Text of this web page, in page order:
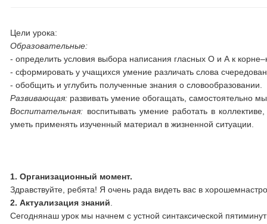
Цели урока:
Образовательные:
- определить условия выбора написания гласных О и А к
- сформировать у учащихся умение различать слова
- обобщить и углубить полученные знания о словообразовании.
Развивающая: развивать умение обогащать, самостоятельно
Воспитательная: воспитывать умение работать в
уметь применять изученный материал в жизненной ситуации.
1. Организационный момент.
Здравствуйте, ребята! Я очень рада видеть вас в
2. Актуализация знаний
Сегоднянаш урок мы начнем с устной синтаксической